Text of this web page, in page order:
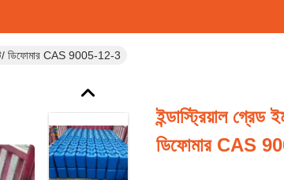
ডিফোমার CAS 9005-12-3
ইন্ডাস্ট্রিয়াল গ্রেড
ডিফোমার CAS